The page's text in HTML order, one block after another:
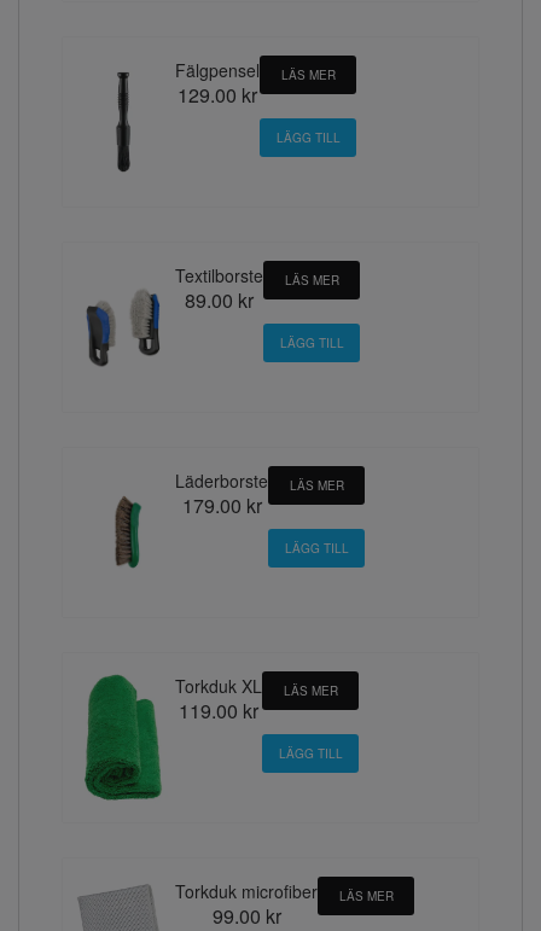
Fälgpensel
129.00 kr
LÄS MER
Textilborste
89.00 kr
LÄS MER
Läderborste
179.00 kr
LÄS MER
Torkduk XL
119.00 kr
LÄS MER
Torkduk microfiber
99.00 kr
LÄS MER